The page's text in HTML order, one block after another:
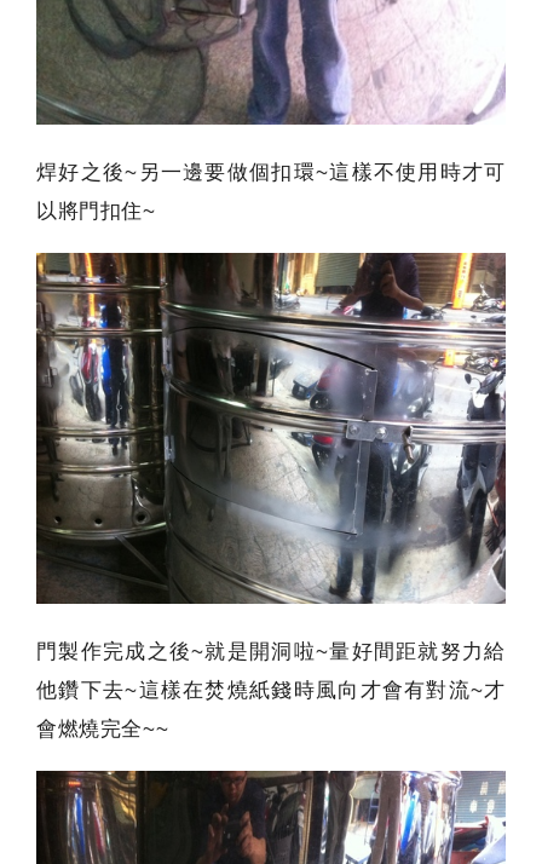
焊好之後~另一邊要做個扣環~這樣不使用時才可
以將門扣住~
門製作完成之後~就是開洞啦~量好間距就努力給
他鑽下去~這樣在焚燒紙錢時風向才會有對流~才
會燃燒完全~~